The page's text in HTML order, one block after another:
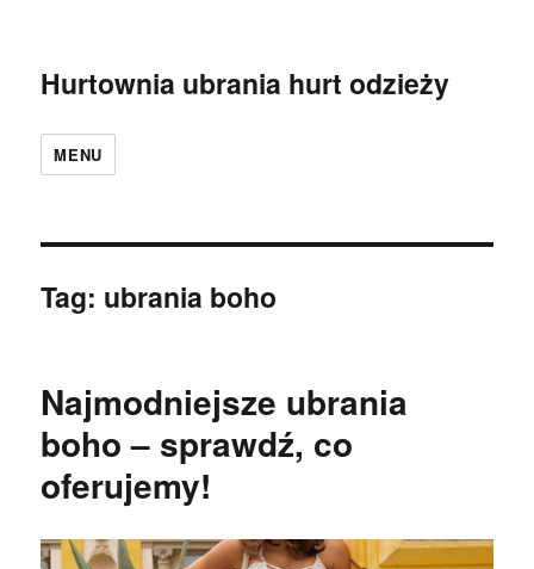
Hurtownia ubrania hurt odzieży
MENU
Tag: ubrania boho
Najmodniejsze ubrania
boho – sprawdź, co
oferujemy!